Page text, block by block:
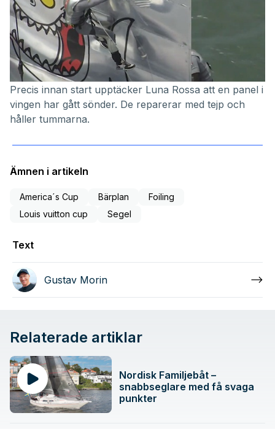
Precis innan start upptäcker Luna Rossa att en panel i
vingen har gått sönder. De reparerar med tejp och
håller tummarna.
Ämnen i artikeln
America´s Cup Bärplan
Foiling
Louis vuitton cup
Segel
Text
Gustav Morin
Relaterade artiklar
Nordisk Familjebåt –
snabbseglare med få svaga
punkter